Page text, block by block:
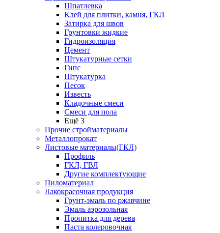
Шпатлевка
Клей для плитки, камня, ГКЛ
Затирка для швов
Грунтовки жидкие
Гидроизоляция
Цемент
Штукатурные сетки
Гипс
Штукатурка
Песок
Известь
Кладочные смеси
Смеси для пола
Ещё 3
Прочие стройматериалы
Металлопрокат
Листовые материалы(ГКЛ)
Профиль
ГКЛ, ГВЛ
Другие комплектующие
Пиломатериал
Лакокрасочная продукция
Грунт-эмаль по ржавчине
Эмаль аэрозольная
Пропитка для дерева
Паста колеровочная